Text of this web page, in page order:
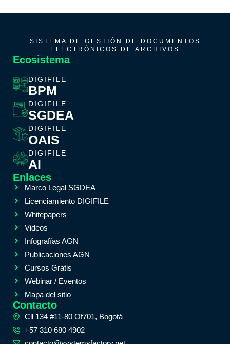
SISTEMA DE GESTIÓN DE DOCUMENTOS
ELECTRÓNICOS DE ARCHIVOS
Ecosistema
DIGIFILE
BPM
DIGIFILE
SGDEA
DIGIFILE
OAIS
DIGIFILE
AI
Enlaces
Marco Legal SGDEA
Licenciamiento DIGIFILE
Whitepapers
Videos
Infografías AGN
Publicaciones AGN
Cursos Gratis
Webinar / Eventos
Mapa del sitio
Contacto
Cll 134 #11-80 Of701, Bogotá
+57 310 680 4902